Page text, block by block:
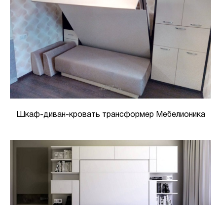
Шкаф-диван-кровать трансформер Мебелионика